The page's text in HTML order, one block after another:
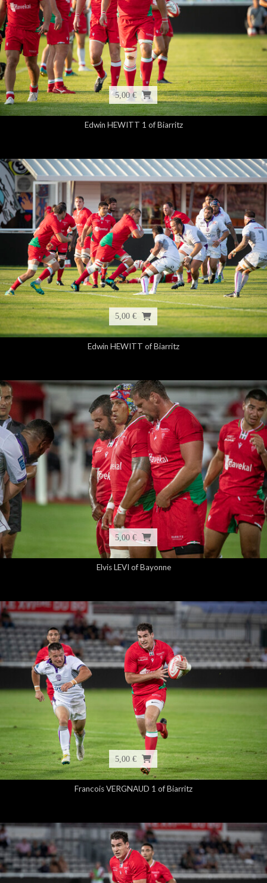
5,00 €
Edwin HEWITT 1 of Biarritz
5,00 €
Edwin HEWITT of Biarritz
5,00 €
Elvis LEVI of Bayonne
5,00 €
Francois VERGNAUD 1 of Biarritz